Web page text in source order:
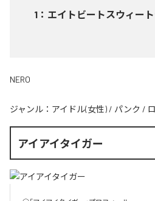
1 ： エイトビートスウィー
NERO
ジャンル： アイドル(女性) / パンク /
アイアイタイガー